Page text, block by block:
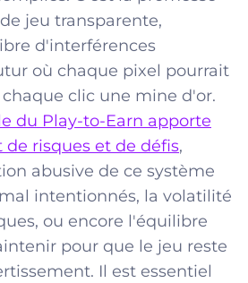
jeu transparente,
d'interférences
où chaque pixel pourrait
clic une mine d'or.
du Play-to-Earn apporte
risques et de défis,
abusive de ce système
intentionnés, la volatilité
ou encore l'équilibre
pour que le jeu reste
Il est essentiel